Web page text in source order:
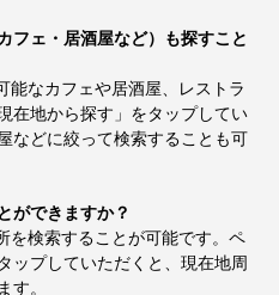
フェ・居酒屋など）も探すこと
能なカフェや居酒屋、レストラ
在地から探す」をタップしてい
などに絞って検索することも可
ができますか？
を検索することが可能です。ペ
ップしていただくと、現在地周
す。